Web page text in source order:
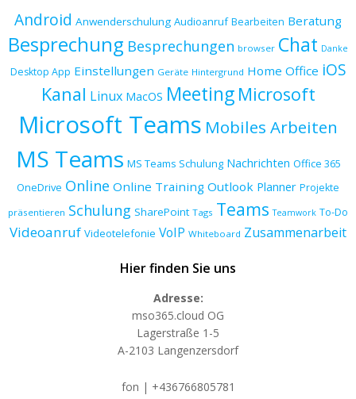
Android Anwenderschulung Audioanruf Bearbeiten Beratung
Besprechung Besprechungen browser Chat Danke
Desktop App Einstellungen Geräte Hintergrund Home Office iOS
Kanal Linux MacOS Meeting Microsoft
Microsoft Teams Mobiles Arbeiten
MS Teams MS Teams Schulung Nachrichten Office 365
OneDrive Online Online Training Outlook Planner Projekte
präsentieren Schulung SharePoint Tags Teams Teamwork To-Do
Videoanruf Videotelefonie VoIP Whiteboard Zusammenarbeit
Hier finden Sie uns
Adresse:
mso365.cloud OG
Lagerstraße 1-5
A-2103 Langenzersdorf
fon | +436766805781